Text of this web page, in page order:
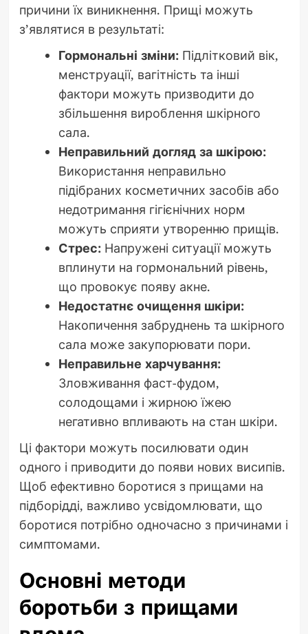
причини їх виникнення. Прищі можуть
з’являтися в результаті:
Гормональні зміни:Підлітковий вік,
менструації, вагітність та інші
фактори можуть призводити до
збільшення вироблення шкірного
сала.
Неправильний догляд за шкірою:
Використання неправильно
підібраних косметичних засобів або
недотримання гігієнічних норм
можуть сприяти утворенню прищів.
Стрес:Напружені ситуації можуть
вплинути на гормональний рівень,
що провокує появу акне.
Недостатнє очищення шкіри:
Накопичення забруднень та шкірного
сала може закупорювати пори.
Неправильне харчування:
Зловживання фаст-фудом,
солодощами і жирною їжею
негативно впливають на стан шкіри.
Ці фактори можуть посилювати один
одного і приводити до появи нових висипів.
Щоб ефективно боротися з прищами на
підборідді, важливо усвідомлювати, що
боротися потрібно одночасно з причинами і
симптомами.
Основні методи
боротьби з прищами